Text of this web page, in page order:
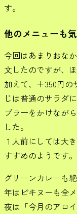
す。
他のメニューも
今回はあまりおな
文したのですが、
加えて、＋350円
じは普通のサラダ
プラーをかけなが
した。
１人前にしては大
すすめのようです。
グリーンカレーも
年はピキヌーも全
夜は「今月のアロ